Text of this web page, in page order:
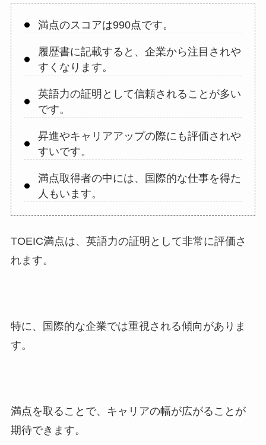
満点のスコアは990点です。
履歴書に記載すると、企業から注目されや
すくなります。
英語力の証明として信頼されることが多い
です。
昇進やキャリアアップの際にも評価されや
すいです。
満点取得者の中には、国際的な仕事を得た
人もいます。
TOEIC満点は、英語力の証明として非常に評価さ
れます。
特に、国際的な企業では重視される傾向がありま
す。
満点を取ることで、キャリアの幅が広がることが
期待できます。